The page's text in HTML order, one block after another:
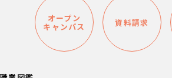
オープン
キャンパス 資料請求